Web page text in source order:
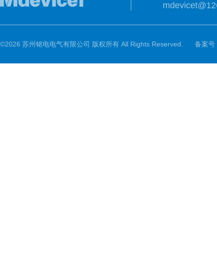
©2026 苏州铭电电气有限公司 版权所有 All Rights Reserved. 备案号